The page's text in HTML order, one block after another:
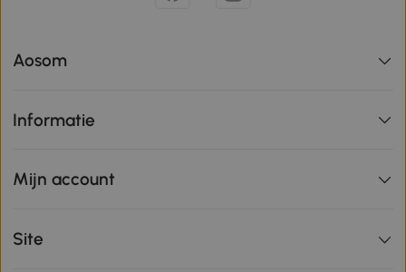
Aosom
Informatie
Mijn account
Site